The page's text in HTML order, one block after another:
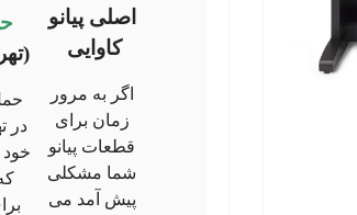
اصلی پیانو
کاوایی
اگر به مرور
زمان برای
قطعات پیانو
شما مشکلی
پیش آمد می
در